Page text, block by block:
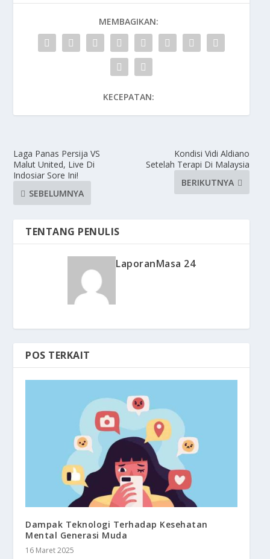
MEMBAGIKAN:
KECEPATAN:
Laga Panas Persija VS
Malut United, Live Di
Indosiar Sore Ini!
SEBELUMNYA
Kondisi Vidi Aldiano
Setelah Terapi Di Malaysia
BERIKUTNYA
TENTANG PENULIS
LaporanMasa 24
POS TERKAIT
Dampak Teknologi Terhadap Kesehatan
Mental Generasi Muda
16 Maret 2025